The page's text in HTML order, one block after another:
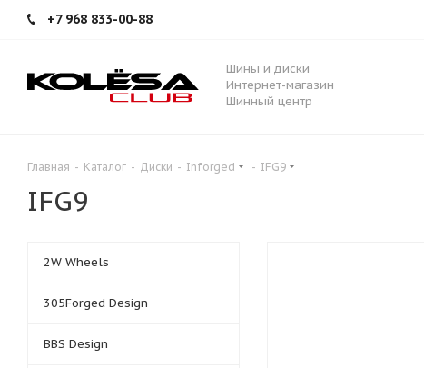
+7 968 833-00-88
Шины и диски
Интернет-магазин
Шинный центр
Главная - Каталог - Диски - Inforged - IFG9
IFG9
2W Wheels
305Forged Design
BBS Design